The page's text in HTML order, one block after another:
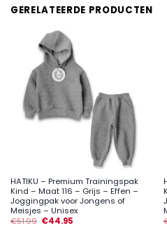
GERELATEERDE PRODUCTEN
HATIKU – Premium Trainingspak
Kind – Maat 116 – Grijs – Effen –
Joggingpak voor Jongens of
Meisjes – Unisex
€51.99 €44.95